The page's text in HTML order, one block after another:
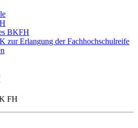
BKFH
zur Erlangung der Fachhochschulreife
FH